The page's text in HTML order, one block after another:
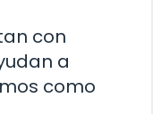
con
a
como